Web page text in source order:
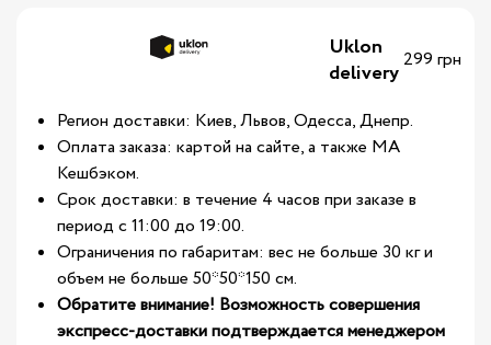
Uklon
delivery 299 грн
Регион доставки: Киев, Львов, Одесса, Днепр.
Оплата заказа: картой на сайте, а также МА
Кешбэком.
Срок доставки: в течение 4 часов при заказе в
период с 11:00 до 19:00.
Ограничения по габаритам: вес не больше 30 кг и
объем не больше 50*50*150 см.
Обратите внимание! Возможность совершения
экспресс-доставки подтверждается менеджером